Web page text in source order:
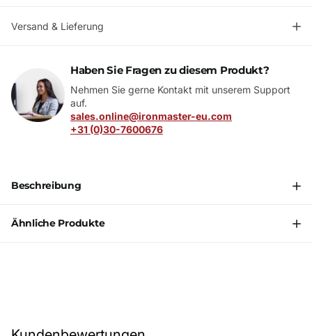
Versand & Lieferung
Haben Sie Fragen zu diesem Produkt?
Nehmen Sie gerne Kontakt mit unserem Support
auf.
sales.online@ironmaster-eu.com
+31 (0)30-7600676
Beschreibung
Ähnliche Produkte